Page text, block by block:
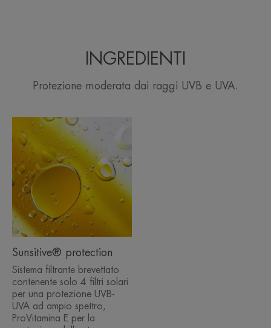
INGREDIENTI
Protezione moderata dai raggi UVB e UVA.
Sunsitive® protection
Sistema filtrante brevettato
contenente solo 4 filtri solari
per una protezione UVB-
UVA ad ampio spettro,
ProVitamina E per la